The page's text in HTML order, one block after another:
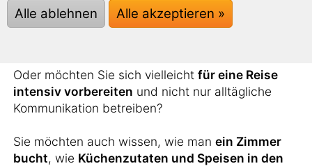
Sie planen, für einige Zeit ins Ausland zu gehen
und dort imService- oder Küchenbereich
Oder möchten Sie sich vielleicht für eine Reise
intensiv vorbereiten und nicht nur alltägliche
Kommunikation betreiben?
Sie möchten auch wissen, wie man ein Zimmer
bucht, wie Küchenzutaten und Speisen in den
Alle ablehnen Alle akzeptieren »